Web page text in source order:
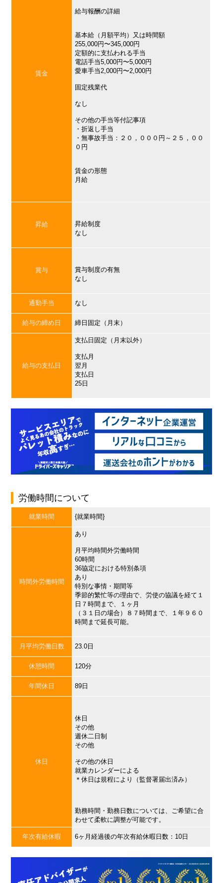
賃金
給与報酬の詳細
基本給（月額平均）又は時間額
255,000円〜345,000円
定額的に支払われる手当
電話手当5,000円〜5,000円
愛車手当2,000円〜2,000円
固定残業代
なし
その他の手当等付記事項
・折返し手当
・無事故手当：２０，０００円～２５，００
０円
賃金の形態
月給
昇給
昇給制度
なし
賞与
賞与制度の有無
なし
通勤手当 なし
給与の締め日 締日固定（月末）
給与の支払日
支払日固定（月末以外）
支払月
翌月
支払日
25日
労働時間について
就業時間 {就業時間}
時間外労働時間
あり
月平均時間外労働時間
60時間
36協定における特別条項
あり
特別な事情・期間等
季節的繁忙等の理由で、労使の協議を経て１
日７時間まで、１ヶ月
（３１日の場合）８７時間まで、１年９６０
時間まで延長可能。
月平均労働日数 23.0日
休憩時間 120分
年間休日 89日
休日
休日
その他
週休二日制
その他
その他の休日
就業カレンダーによる
＊休日は規程により（監督署届出済み）
勤務時間・勤務日数については、ご希望に合
わせて柔軟に調整が可能です。
年次有給休暇 6ヶ月経過後の年次有給休暇日数：10日